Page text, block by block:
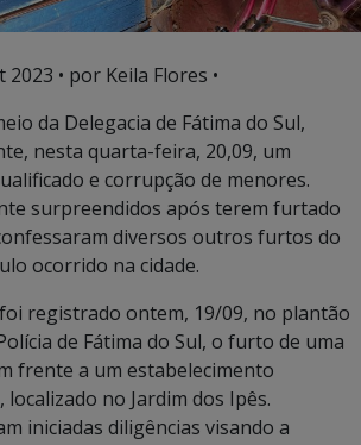
2023 • por Keila Flores •
da Delegacia de Fátima do Sul,
nesta quarta-feira, 20,09, um
e corrupção de menores.
surpreendidos após terem furtado
diversos outros furtos do
ocorrido na cidade.
registrado ontem, 19/09, no plantão
de Fátima do Sul, o furto de uma
frente a um estabelecimento
localizado no Jardim dos Ipês.
iniciadas diligências visando a